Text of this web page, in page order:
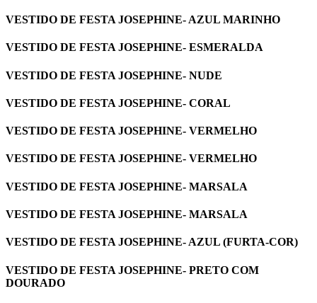
VESTIDO DE FESTA JOSEPHINE- AZUL MARINHO
VESTIDO DE FESTA JOSEPHINE- ESMERALDA
VESTIDO DE FESTA JOSEPHINE- NUDE
VESTIDO DE FESTA JOSEPHINE- CORAL
VESTIDO DE FESTA JOSEPHINE- VERMELHO
VESTIDO DE FESTA JOSEPHINE- VERMELHO
VESTIDO DE FESTA JOSEPHINE- MARSALA
VESTIDO DE FESTA JOSEPHINE- MARSALA
VESTIDO DE FESTA JOSEPHINE- AZUL (FURTA-COR)
VESTIDO DE FESTA JOSEPHINE- PRETO COM
DOURADO